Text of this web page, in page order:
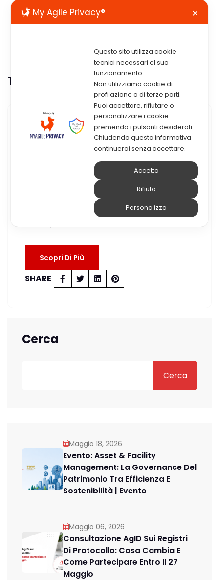
Tag: tracciabilità alimentare
5 Marzo 2021
La Tracciabilità Nel Settore
Su iniziativa di Assintel, in collaborazione con
gli Osservatori Blockchain & Distributed
Ledger e Smart Agrifood del Politecnico di
Milano, il 10 marzo alle ore 11.00…
Scopri Di Più
SHARE
Cerca
Cerca
Maggio 18, 2026
Evento: Asset & Facility
Management: La Governance Del
Patrimonio Tra Efficienza E
Sostenibilità | Evento
Maggio 06, 2026
Consultazione AgID Sui Registri
Di Protocollo: Cosa Cambia E
Come Partecipare Entro Il 27
Maggio
My Agile Privacy® ✕
Questo sito utilizza cookie
tecnici necessari al suo
funzionamento.
Non utilizziamo cookie di
profilazione o di terze parti.
Puoi accettare, rifiutare o
personalizzare i cookie
premendo i pulsanti desiderati.
Chiudendo questa informativa
continuerai senza accettare.
Accetta
Rifiuta
Personalizza